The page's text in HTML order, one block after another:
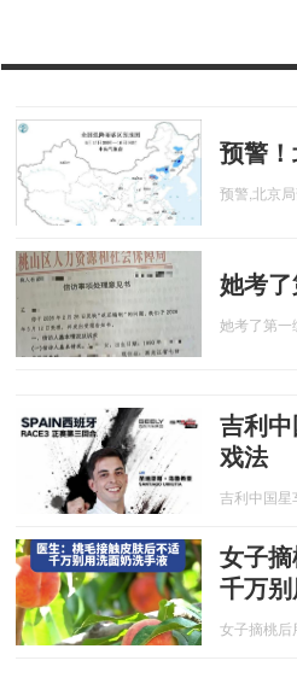
预警
预警,北京
她考
她考了第一
吉利
戏法
吉利中国星
女子
千万
女子摘桃后